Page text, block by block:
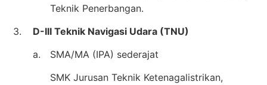
Teknik Penerbangan.
3.
D-III Teknik Navigasi Udara (TNU)
a.
SMA/MA (IPA) sederajat
SMK Jurusan Teknik Ketenagalistrikan,